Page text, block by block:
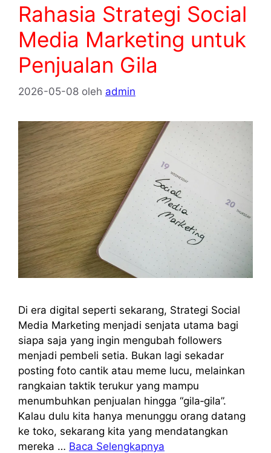
Rahasia Strategi Social
Media Marketing untuk
Penjualan Gila
2026-05-08 oleh admin
Di era digital seperti sekarang, Strategi Social
Media Marketing menjadi senjata utama bagi
siapa saja yang ingin mengubah followers
menjadi pembeli setia. Bukan lagi sekadar
posting foto cantik atau meme lucu, melainkan
rangkaian taktik terukur yang mampu
menumbuhkan penjualan hingga “gila‑gila”.
Kalau dulu kita hanya menunggu orang datang
ke toko, sekarang kita yang mendatangkan
mereka … Baca Selengkapnya